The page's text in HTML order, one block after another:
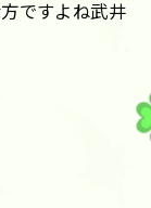
ですよね武井